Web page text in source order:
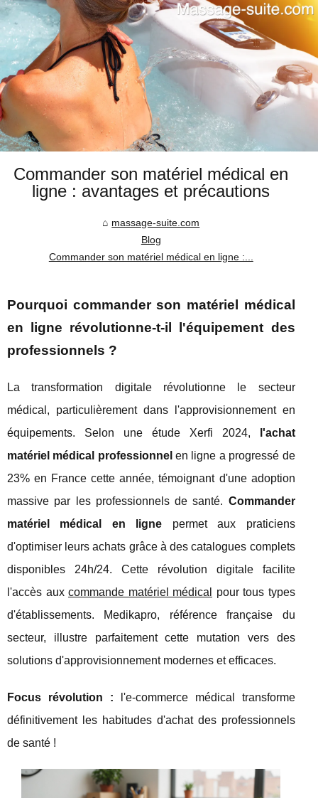
Commander son matériel médical en
ligne : avantages et précautions
massage-suite.com
Blog
Commander son matériel médical en ligne :...
Pourquoi commander son matériel médical
en ligne révolutionne-t-il l'équipement des
professionnels ?
La transformation digitale révolutionne le secteur
médical, particulièrement dans l'approvisionnement en
équipements. Selon une étude Xerfi 2024,
l'achat
matériel médical professionnel en ligne a progressé de
23% en France cette année, témoignant d'une adoption
massive par les professionnels de santé. Commander
matériel médical en ligne permet aux praticiens
d'optimiser leurs achats grâce à des catalogues complets
disponibles 24h/24. Cette révolution digitale facilite
l'accès auxcommande matériel médical
pour tous types
d'établissements. Medikapro, référence française du
secteur, illustre parfaitement cette mutation vers des
solutions d'approvisionnement modernes et efficaces.
Focus révolution : l'e-commerce médical transforme
définitivement les habitudes d'achat des professionnels
de santé !